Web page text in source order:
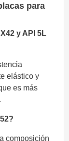
para
y API 5L
elástico y
es más
composición